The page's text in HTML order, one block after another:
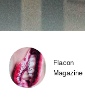
Flacon
Magazine